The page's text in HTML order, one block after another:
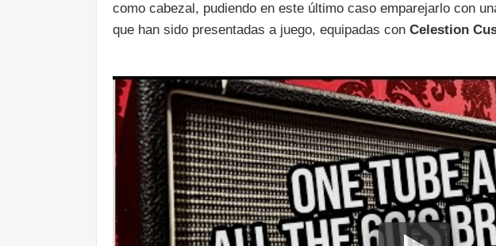
como cabezal, pudiendo en este último caso emparejarlo con
que han sido presentadas a juego, equipadas con Celestion